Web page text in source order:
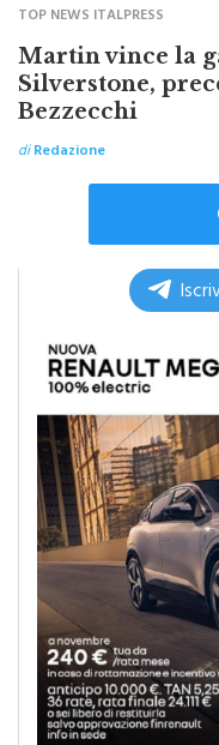
Martin vince la
Silverstone,
Bezzecchi
diRedazione